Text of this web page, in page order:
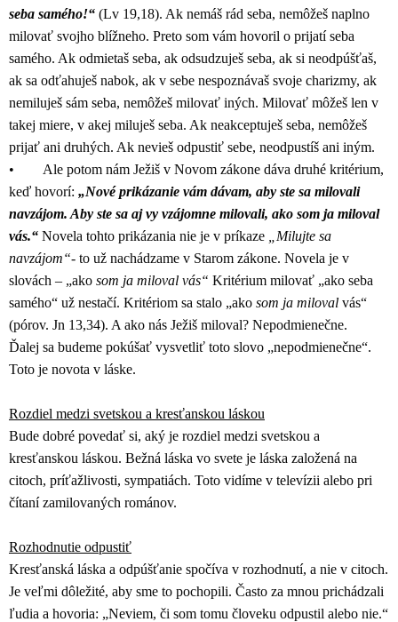
seba samého!“ (Lv 19,18). Ak nemáš rád seba, nemôžeš naplno
milovať svojho blížneho. Preto som vám hovoril o prijatí seba
samého. Ak odmietaš seba, ak odsudzuješ seba, ak si neodpúšťaš,
ak sa odťahuješ nabok, ak v sebe nespoznávaš svoje charizmy, ak
nemiluješ sám seba, nemôžeš milovať iných. Milovať môžeš len v
takej miere, v akej miluješ seba. Ak neakceptuješ seba, nemôžeš
prijať ani druhých. Ak nevieš odpustiť sebe, neodpustíš ani iným.
• Ale potom nám Ježiš v Novom zákone dáva druhé kritérium,
keď hovorí: „Nové prikázanie vám dávam, aby ste sa milovali
navzájom. Aby ste sa aj vy vzájomne milovali, ako som ja miloval
vás.“ Novela tohto prikázania nie je v príkaze „Milujte sa
navzájom“- to už nachádzame v Starom zákone. Novela je v
slovách – „ako som ja miloval vás“ Kritérium milovať „ako seba
samého“ už nestačí. Kritériom sa stalo „ako som ja miloval vás“
(pórov. Jn 13,34). A ako nás Ježiš miloval? Nepodmienečne.
Ďalej sa budeme pokúšať vysvetliť toto slovo „nepodmienečne“.
Toto je novota v láske.
Rozdiel medzi svetskou a kresťanskou láskou
Bude dobré povedať si, aký je rozdiel medzi svetskou a
kresťanskou láskou. Bežná láska vo svete je láska založená na
citoch, príťažlivosti, sympatiách. Toto vidíme v televízii alebo pri
čítaní zamilovaných románov.
Rozhodnutie odpustiť
Kresťanská láska a odpúšťanie spočíva v rozhodnutí, a nie v citoch.
Je veľmi dôležité, aby sme to pochopili. Často za mnou prichádzali
ľudia a hovoria: „Neviem, či som tomu človeku odpustil alebo nie.“